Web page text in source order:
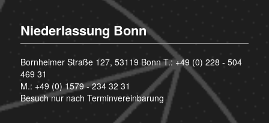
Niederlassung Bonn
Bornheimer Straße 127, 53119 Bonn T.:+49 (0) 228 - 504
469 31
M.: +49 (0) 1579 - 234 32 31
Besuch nur nach Terminvereinbarung